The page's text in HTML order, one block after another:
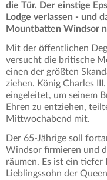
die Tür. Der einstige
Lodge verlassen - und
Mountbatten Windsor
Mit der öffentlichen
versucht die britische
einen der größten
ziehen. König Charles
eingeleitet, um seinem
Ehren zu entziehen,
Mittwochabend mit.
Der 65-Jährige soll
Windsor firmieren und
räumen. Es ist ein tiefer
Lieblingssohn der